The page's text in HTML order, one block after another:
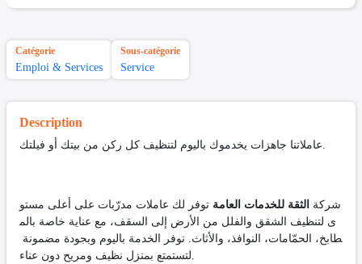
Catégorie
Emploi & Services
Sous-catégorie
Service
Description
عاملاتنا جاهزات يخدموك باليوم لتنظيف كل ركن من بيتك أو فيلتك.
شركة الثقة للخدمات العامة توفر لك عاملات مدرّبات على أعلى مستو
ى لتنظيف الشقق والفلل من الأرض إلى السقف، مع عناية خاصة بالم
طابخ، الحمّامات، النوافذ، والأثاث. نوفر الخدمة باليوم وبجودة مضمونة
لتستمتع بمنزل نظيف ومريح دون عناء.